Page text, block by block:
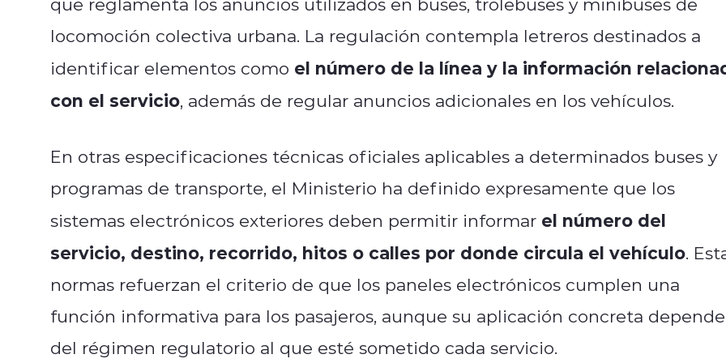
locomoción colectiva urbana. La regulación contempla letreros destinados a
identificar elementos como el número de la línea y la información
con el servicio, además de regular anuncios adicionales en los vehículos.
En otras especificaciones técnicas oficiales aplicables a determinados buses y
programas de transporte, el Ministerio ha definido expresamente que los
sistemas electrónicos exteriores deben permitir informar el número del
servicio, destino, recorrido, hitos o calles por donde circula el vehículo.
normas refuerzan el criterio de que los paneles electrónicos cumplen una
función informativa para los pasajeros, aunque su aplicación concreta depende
del régimen regulatorio al que esté sometido cada servicio.